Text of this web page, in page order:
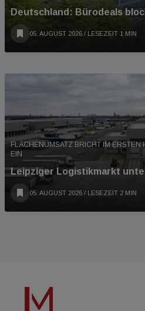
Deutschland: Bürodeals
05. AUGUST 2026 / LESEZEIT 1 MIN
FLÄCHENUMSATZ BRICHT IM
EIN
Leipziger Logistikmarkt
05. AUGUST 2026 / LESEZEIT 2 MIN